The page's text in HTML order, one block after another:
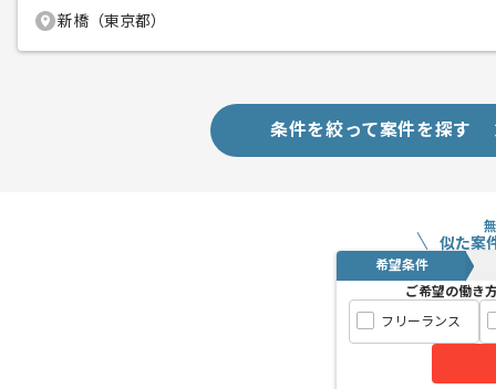
新橋（東京都）
条件を絞って案件を探す
似た案
希望条件
ご希望の働き
フリーランス